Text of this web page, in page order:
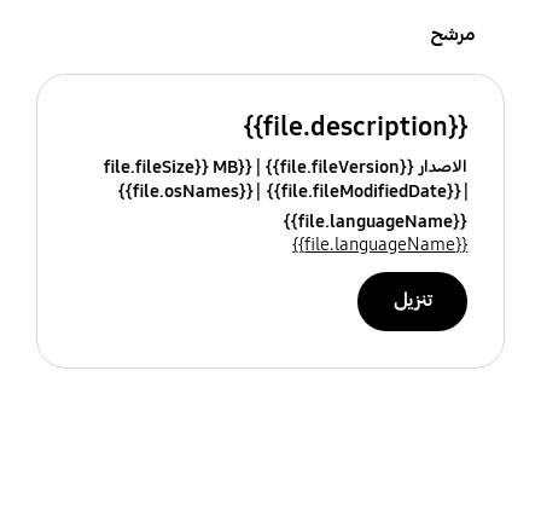
مرشح
{{file.description}}
الاصدار {{file.fileVersion}}
{{file.fileSize}} MB
{{file.fileModifiedDate}}
{{file.osNames}}
{{file.languageName}}
{{file.languageName}}
تنزيل